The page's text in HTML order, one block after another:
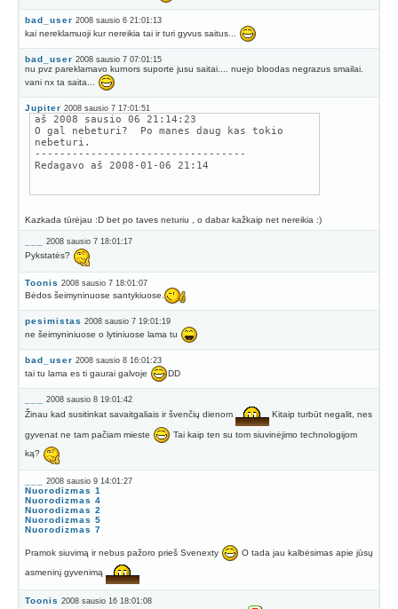
bad_user 2008 sausio 6 21:01:13
kai nereklamuoji kur nereikia tai ir turi gyvus saitus...
bad_user 2008 sausio 7 07:01:15
nu pvz pareklamavo kurnors suporte jusu saitai.... nuejo bloodas negrazus smailai.
vani nx ta saita...
Jupiter 2008 sausio 7 17:01:51
aš 2008 sausio 06 21:14:23
O gal nebeturi? Po manes daug kas tokio
nebeturi.
----------------------------------
Redagavo aš 2008-01-06 21:14
Kazkada tūrėjau :D bet po taves neturiu , o dabar kažkaip net nereikia :)
2008 sausio 7 18:01:17
Pykstatės?
Toonis 2008 sausio 7 18:01:07
Bėdos šeimyninuose santykiuose.
pesimistas 2008 sausio 7 19:01:19
ne šeimyniniuose o lytiniuose lama tu
bad_user 2008 sausio 8 16:01:23
tai tu lama es ti gaurai galvoje DD
2008 sausio 8 19:01:42
Žinau kad susitinkat savaitgaliais ir švenčių dienom Kitaip turbūt negalit, nes
gyvenat ne tam pačiam mieste
Tai kaip ten su tom siuvinėjimo technologijom
ką?
2008 sausio 9 14:01:27
Nuorodizmas 1
Nuorodizmas 4
Nuorodizmas 2
Nuorodizmas 5
Nuorodizmas 7
Pramok siuvimą ir nebus pažoro prieš Svenexty O tada jau kalbėsimas apie jūsų
asmeninį gyvenimą
Toonis 2008 sausio 16 18:01:08